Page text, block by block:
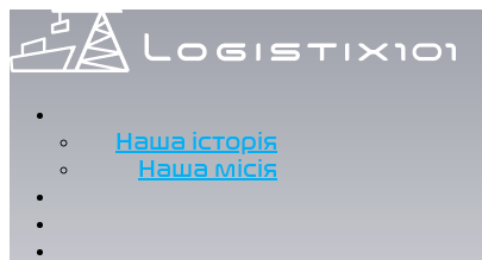
Наша історія
Наша місія